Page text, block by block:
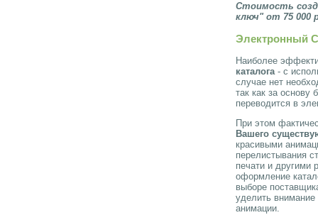
Стоимость
ключ" от 75 000
Электронный
Наиболее
каталога- с
случае нет
так как за основу
переводится в
При этом
Вашего
красивыми
перелистывания
печати и другими
оформление
выборе
уделить
анимации.